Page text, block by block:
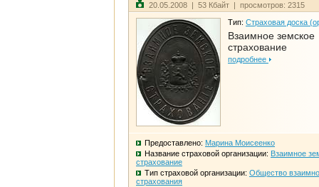
20.05.2008 | 53 Кбайт | просмотров: 2315
Тип: Страховая доска
Взаимное земское
страхование
подробнее
Предоставлено: Марина Моисеенко
Название страховой организации: Взаимное
страхование
Тип страховой организации: Общество
страхования